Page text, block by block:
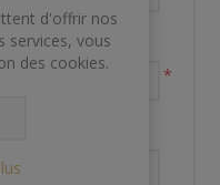
*
d'offrir nos
services, vous
des cookies.